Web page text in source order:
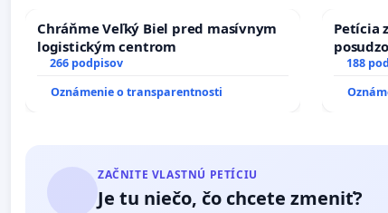
Chráňme Veľký Biel pred masívnym
logistickým centrom
266 podpisov
Oznámenie o transparentnosti
Petícia
osôb s
188
ZAČNITE VLASTNÚ PETÍCIU
Je tu niečo, čo chcete zmeniť?